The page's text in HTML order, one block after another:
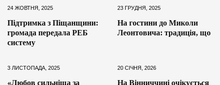
24 ЖОВТНЯ, 2025
Підтримка з Піщанщини:
громада передала РЕБ
систему
23 ГРУДНЯ, 2025
На гостини до Миколи
Леонтовича: традиція, що
3 ЛИСТОПАДА, 2025
«Любов сильніша за
20 СІЧНЯ, 2026
На Вінниччині очікується